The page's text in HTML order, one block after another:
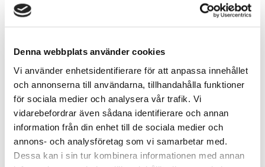
Denna webbplats använder cookies
Vi använder enhetsidentifierare för att anpassa innehållet
och annonserna till användarna, tillhandahålla funktioner
för sociala medier och analysera vår trafik. Vi
vidarebefordrar även sådana identifierare och annan
information från din enhet till de sociala medier och
annons- och analysföretag som vi samarbetar med.
Dessa kan i sin tur kombinera informationen med annan
hyresgäst kan vi utveckla en modern logistikanläggning som blir
Acrinova.
HT Emballage AB är specialiserade på skräddarsydda,
miljövänliga och återvinningsbara förpackningar i wellpapp,
designade för att skydda produkter under transport. Utöver detta
erbjuder de ett omfattande sortiment av förpackningslösningar för
kunder inom en rad olika branscher, såsom industri, livsmedel,
dagligvaruhandel, detaljhandel, elektronik, logistik och e-handel.
— Vi ser med stor optimism fram emot att flytta in i nya och